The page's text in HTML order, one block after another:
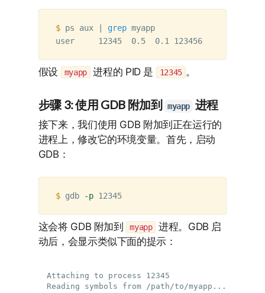
$ ps aux | grep myapp
假设 myapp 进程的 PID 是 12345 。
步骤 3: 使用 GDB 附加到 myapp 进程
接下来，我们使用 GDB 附加到正在运行的
进程上，修改它的环境变量。首先，启动
GDB：
$ gdb -p 12345
这会将 GDB 附加到 myapp
进程。GDB 启
动后，会显示类似下面的提示：
Attaching to process 12345